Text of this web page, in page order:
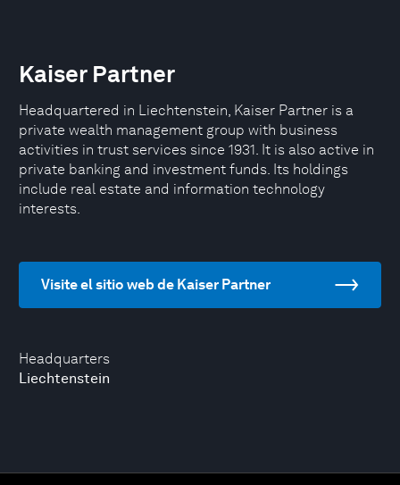
Headquarters
Liechtenstein
Kaiser Partner
Headquartered in Liechtenstein, Kaiser Partner is a
private wealth management group with business
activities in trust services since 1931. It is also active in
private banking and investment funds. Its holdings
include real estate and information technology
interests.
Visite el sitio web de Kaiser Partner